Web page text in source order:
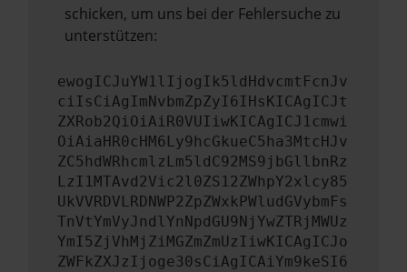
schicken, um uns bei der Fehlersuche zu
unterstützen:
ewogICJuYW1lIjogIk5ldHdvcmtFcnJv
ciIsCiAgImNvbmZpZyI6IHsKICAgICJt
ZXRob2QiOiAiR0VUIiwKICAgICJ1cmwi
OiAiaHR0cHM6Ly9hcGkueC5ha3MtcHJv
ZC5hdWRhcmlzLm5ldC92MS9jbGllbnRz
LzI1MTAvd2Vic2l0ZS12ZWhpY2xlcy85
UkVVRDVLRDNWP2ZpZWxkPWludGVybmFs
TnVtYmVyJndlYnNpdGU9NjYwZTRjMWUz
YmI5ZjVhMjZiMGZmZmUzIiwKICAgICJo
ZWFkZXJzIjoge30sCiAgICAiYm9keSI6